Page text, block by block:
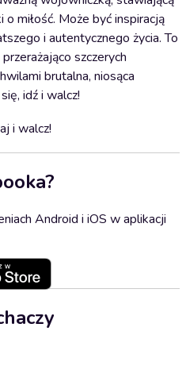
miłość. Może być inspiracją
i autentycznego życia. To
szczerych
brutalna, niosąca
idź i walcz!
i walcz!
Android i iOS w aplikacji